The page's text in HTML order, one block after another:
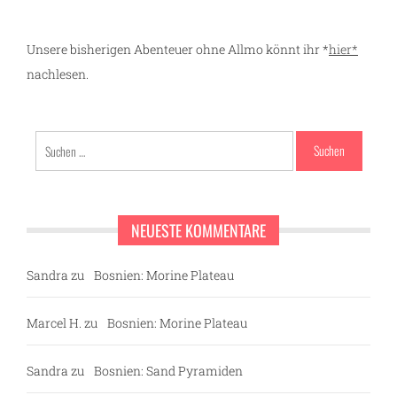
Unsere bisherigen Abenteuer ohne Allmo könnt ihr *hier*
nachlesen.
nach:
NEUESTE KOMMENTARE
Sandra zu Bosnien: Morine Plateau
Marcel H. zu Bosnien: Morine Plateau
Sandra zu Bosnien: Sand Pyramiden